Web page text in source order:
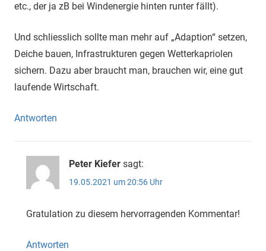
etc., der ja zB bei Windenergie hinten runter fällt).
Und schliesslich sollte man mehr auf „Adaption“ setzen,
Deiche bauen, Infrastrukturen gegen Wetterkapriolen
sichern. Dazu aber braucht man, brauchen wir, eine gut
laufende Wirtschaft.
Antworten
Peter Kiefer sagt:
19.05.2021 um 20:56 Uhr
Gratulation zu diesem hervorragenden Kommentar!
Antworten